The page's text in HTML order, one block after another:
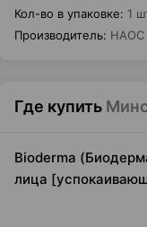
Кол-во в упаковке: 1
Производитель: НАОС
Где купить
Bioderma
лица